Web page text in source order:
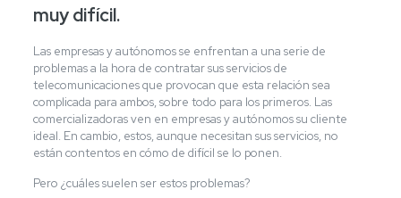
muy difícil.
Las empresas y autónomos se enfrentan a una serie de
problemas a la hora de contratar sus servicios de
telecomunicaciones que provocan que esta relación sea
complicada para ambos, sobre todo para los primeros. Las
comercializadoras ven en empresas y autónomos su cliente
ideal. En cambio, estos, aunque necesitan sus servicios, no
están contentos en cómo de difícil se lo ponen.
Pero ¿cuáles suelen ser estos problemas?